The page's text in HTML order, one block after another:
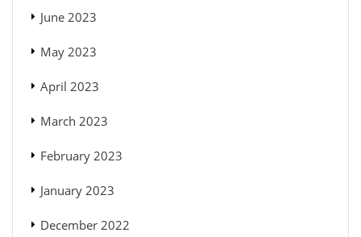
June 2023
May 2023
April 2023
March 2023
February 2023
January 2023
December 2022